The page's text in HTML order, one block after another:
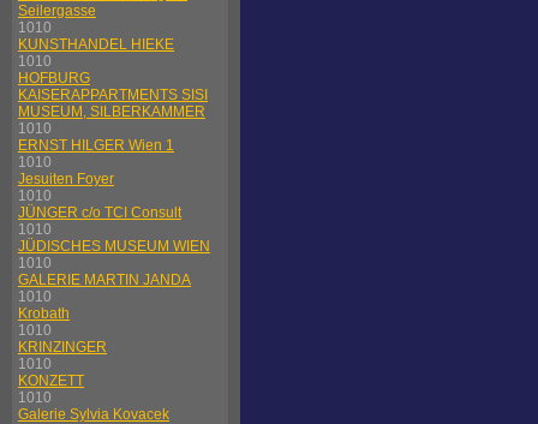
Seilergasse
1010
KUNSTHANDEL HIEKE
1010
HOFBURG
KAISERAPPARTMENTS SISI
MUSEUM, SILBERKAMMER
1010
ERNST HILGER Wien 1
1010
Jesuiten Foyer
1010
JÜNGER c/o TCI Consult
1010
JÜDISCHES MUSEUM WIEN
1010
GALERIE MARTIN JANDA
1010
Krobath
1010
KRINZINGER
1010
KONZETT
1010
Galerie Sylvia Kovacek